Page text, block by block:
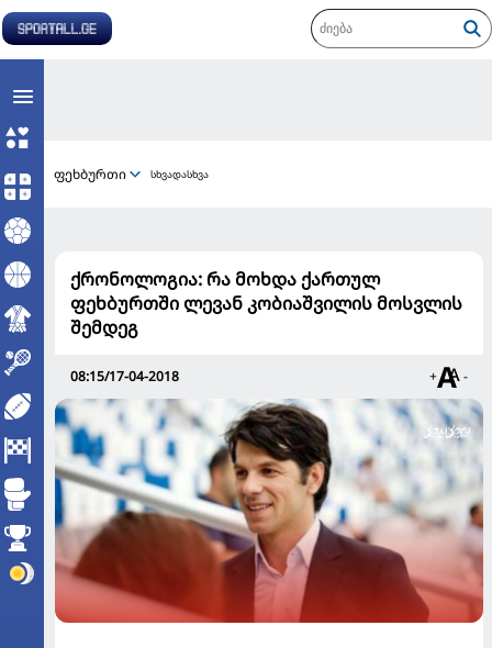
ფეხბურთი სხვადასხვა
ქრონოლოგია: რა მოხდა ქართულ
ფეხბურთში ლევან კობიაშვილის მოსვლის
შემდეგ
08:15/17-04-2018 + -